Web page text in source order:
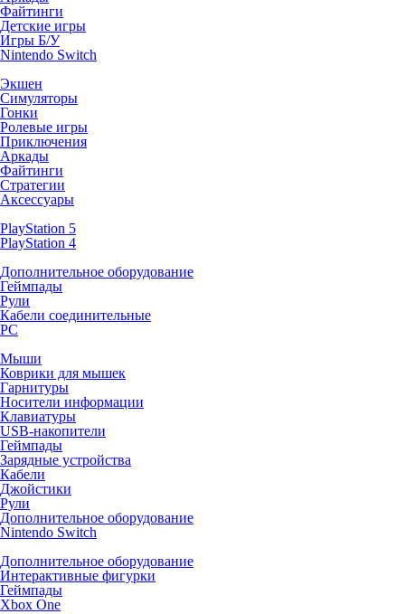
Файтинги
Детские игры
Игры Б/У
Nintendo Switch
Экшен
Симуляторы
Гонки
Ролевые игры
Приключения
Аркады
Файтинги
Стратегии
Аксессуары
PlayStation 5
PlayStation 4
Дополнительное оборудование
Геймпады
Рули
Кабели соединительные
PC
Мыши
Коврики для мышек
Гарнитуры
Носители информации
Клавиатуры
USB-накопители
Геймпады
Зарядные устройства
Кабели
Джойстики
Рули
Дополнительное оборудование
Nintendo Switch
Дополнительное оборудование
Интерактивные фигурки
Геймпады
Xbox One